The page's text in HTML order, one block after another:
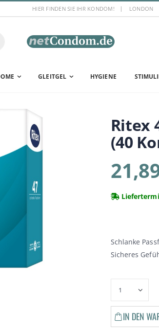
HIER FINDEN SIE IHR KONDOM! LONDON
GLEITGEL HYGIENE
Ritex
(40
Schlanke
Sicheres
IN DEN